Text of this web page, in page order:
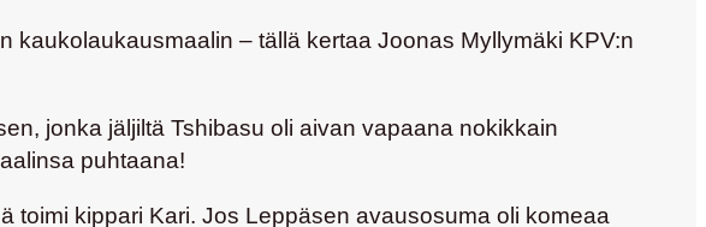
– tällä kertaa Joonas Myllymäki KPV:n
jonka jäljiltä Tshibasu oli aivan vapaana nokikkain
puhtaana!
toimi kippari Kari. Jos Leppäsen avausosuma oli komeaa